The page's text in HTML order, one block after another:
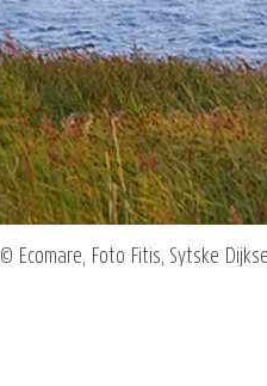
© Ecomare, Foto Fitis, Sytske